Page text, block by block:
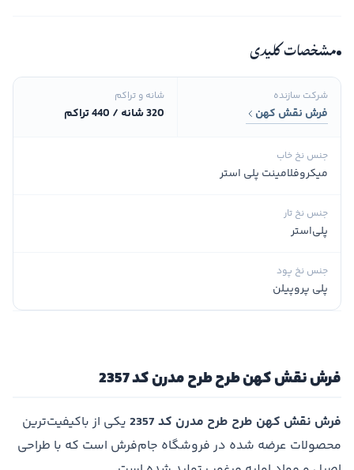
مشخصات کلیدی
شرکت سازنده
فرش نقش کهن
شانه و تراکم
320 شانه / 440 تراکم
جنس نخ خاب
میکروفلامینت پلی استر
جنس نخ تار
پلی‌استر
جنس نخ پود
پلی پروپیلن
فرش نقش کهن طرح طرح مدرن کد 2357
فرش نقش کهن طرح طرح مدرن کد 2357
یکی از باکیفیت‌ترین
محصولات عرضه شده در فروشگاه جام‌فرش است که با طراحی